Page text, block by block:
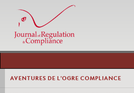
AVENTURES DE L'OGRE COMPLIANCE